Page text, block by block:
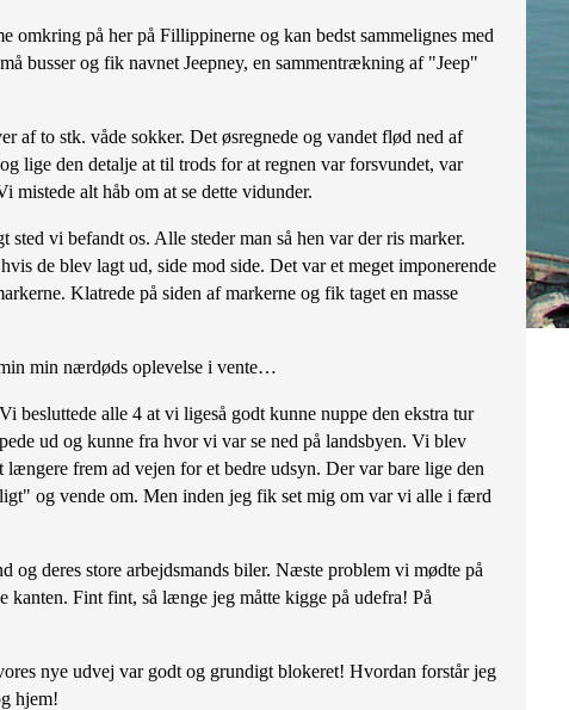
omkring på her på Fillippinerne og kan bedst sammelignes med
busser og fik navnet Jeepney, en sammentrækning af "Jeep"
af to stk. våde sokker. Det øsregnede og vandet flød ned af
lige den detalje at til trods for at regnen var forsvundet, var
mistede alt håb om at se dette vidunder.
vi befandt os. Alle steder man så hen var der ris marker.
de blev lagt ud, side mod side. Det var et meget imponerende
Klatrede på siden af markerne og fik taget en masse
min nærdøds oplevelse i vente…
alle 4 at vi ligeså godt kunne nuppe den ekstra tur
ud og kunne fra hvor vi var se ned på landsbyen. Vi blev
frem ad vejen for et bedre udsyn. Der var bare lige den
og vende om. Men inden jeg fik set mig om var vi alle i færd
deres store arbejdsmands biler. Næste problem vi mødte på
Fint fint, så længe jeg måtte kigge på udefra! På
nye udvej var godt og grundigt blokeret! Hvordan forstår jeg
hjem!